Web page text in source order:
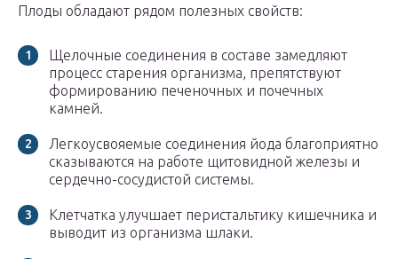
Плоды обладают рядом полезных свойств:
Щелочные соединения в составе замедляют
процесс старения организма, препятствуют
формированию печеночных и почечных
камней.
Легкоусвояемые соединения йода благоприятно
сказываются на работе щитовидной железы и
сердечно-сосудистой системы.
Клетчатка улучшает перистальтику кишечника и
выводит из организма шлаки.